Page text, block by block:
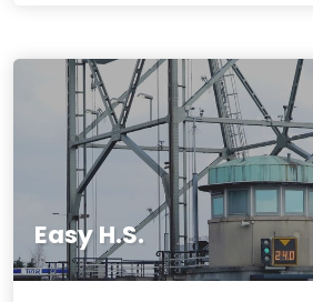
Easy H.S.